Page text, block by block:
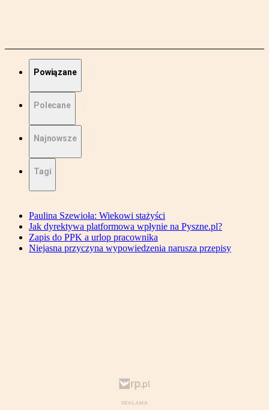
Powiązane
Polecane
Najnowsze
Tagi
Paulina Szewioła: Wiekowi stażyści
Jak dyrektywa platformowa wpłynie na Pyszne.pl?
Zapis do PPK a urlop pracownika
Niejasna przyczyna wypowiedzenia narusza przepisy